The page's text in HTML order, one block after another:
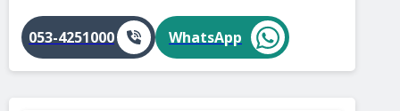
WhatsApp
053-4251000